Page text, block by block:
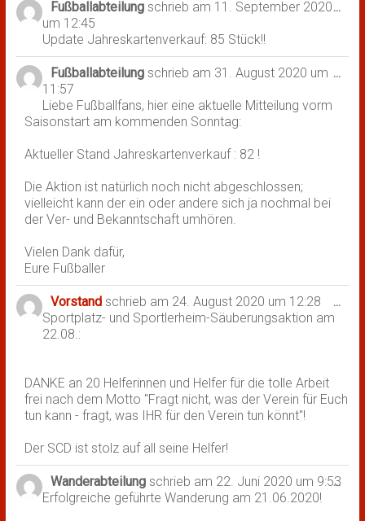
Fußballabteilung schrieb am 11. September 2020
um 12:45
Update Jahreskartenverkauf: 85 Stück!!
...
Fußballabteilung schrieb am 31. August 2020 um
11:57
Liebe Fußballfans, hier eine aktuelle Mitteilung vorm
Saisonstart am kommenden Sonntag:
Aktueller Stand Jahreskartenverkauf : 82 !
Die Aktion ist natürlich noch nicht abgeschlossen;
vielleicht kann der ein oder andere sich ja nochmal bei
der Ver- und Bekanntschaft umhören.
Vielen Dank dafür,
Eure Fußballer
...
Vorstand schrieb am 24. August 2020 um 12:28
Sportplatz- und Sportlerheim-Säuberungsaktion am
22.08.:
DANKE an 20 Helferinnen und Helfer für die tolle Arbeit
frei nach dem Motto "Fragt nicht, was der Verein für Euch
tun kann - fragt, was IHR für den Verein tun könnt"!
Der SCD ist stolz auf all seine Helfer!
...
Wanderabteilung schrieb am 22. Juni 2020 um 9:53
Erfolgreiche geführte Wanderung am 21.06.2020!
...